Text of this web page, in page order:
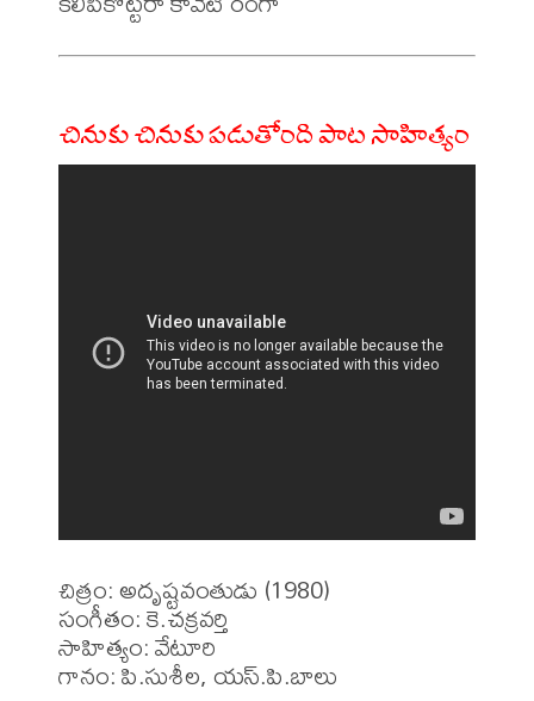
చినుకు చినుకు పడుతోంది పాట సాహిత్యం
చిత్రం: అదృష్టవంతుడు (1980)
సంగీతం: కె.చక్రవర్తి
సాహిత్యం: వేటూరి
గానం: పి.సుశీల, యస్.పి.బాలు